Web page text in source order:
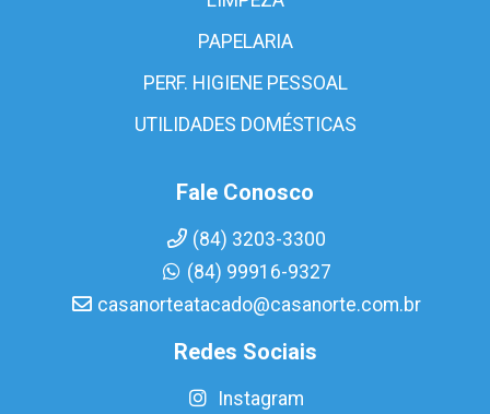
PAPELARIA
PERF. HIGIENE PESSOAL
UTILIDADES DOMÉSTICAS
Fale Conosco
(84) 3203-3300
(84) 99916-9327
casanorteatacado@casanorte.com.br
Redes Sociais
Instagram